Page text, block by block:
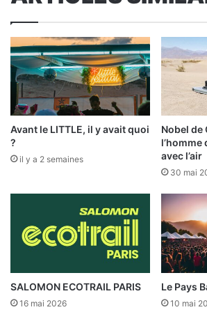
Avant le LITTLE, il y avait quoi
?
il y a 2 semaines
Nobel de
l’homme
avec l’air
30 mai
SALOMON ECOTRAIL PARIS
16 mai 2026
Le Pays
10 mai